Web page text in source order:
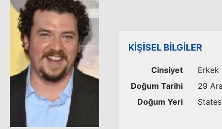
KİŞİSEL BİLGİLER
Cinsiyet
Erkek
Doğum Tarihi
29
Doğum Yeri